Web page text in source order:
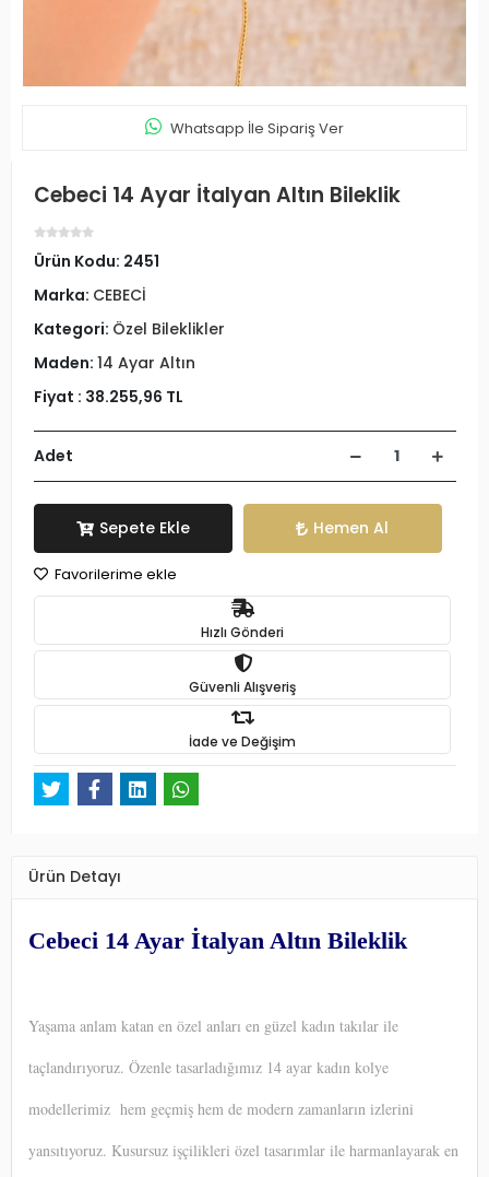
Whatsapp İle Sipariş Ver
Cebeci 14 Ayar İtalyan Altın Bileklik
Ürün Kodu: 2451
Marka: CEBECİ
Kategori: Özel Bileklikler
Maden: 14 Ayar Altın
Fiyat : 38.255,96 TL
Adet
Sepete Ekle Hemen Al
Favorilerime ekle
Hızlı Gönderi
Güvenli Alışveriş
İade ve Değişim
Ürün Detayı
Cebeci 14 Ayar İtalyan Altın Bileklik
Yaşama anlam katan en özel anları en güzel kadın takılar ile
taçlandırıyoruz. Özenle tasarladığımız 14 ayar kadın kolye
modellerimiz hem geçmiş hem de modern zamanların izlerini
yansıtıyoruz. Kusursuz işçilikleri özel tasarımlar ile harmanlayarak en